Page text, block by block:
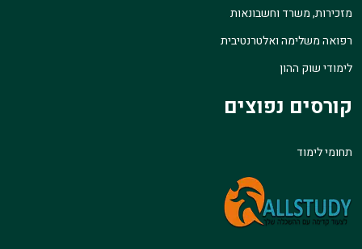
מזכירות, משרד וחשבונאות
רפואה משלימה ואלטרנטיבית
לימודי שוק ההון
קורסים נפוצים
תחומי לימוד